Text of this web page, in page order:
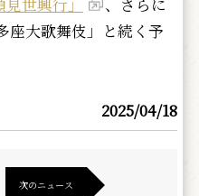
世興行」
、さらに
座大歌舞伎」と続く予
2025/04/18
次のニュース